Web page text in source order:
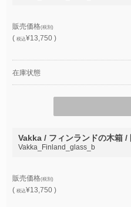
販売価格(税別)
(税込¥13,750 )
在庫状態
Vakka / フィンランドの木箱 /
Vakka_Finland_glass_b
販売価格(税別)
(税込¥13,750 )